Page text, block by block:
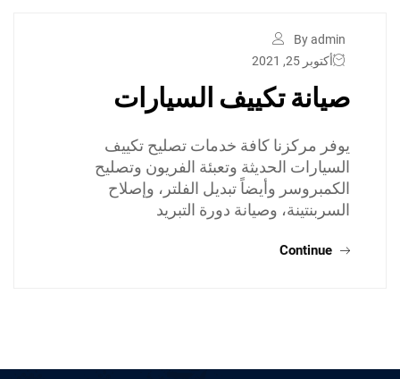
By admin
أكتوبر 25, 2021
صيانة تكييف السيارات
يوفر مركزنا كافة خدمات تصليح تكييف
السيارات الحديثة وتعبئة الفريون وتصليح
الكمبروسر وأيضاً تبديل الفلتر، وإصلاح
السربنتينة، وصيانة دورة التبريد
Continue